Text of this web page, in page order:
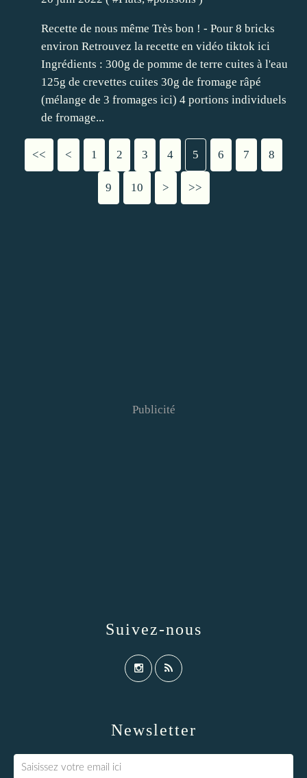
Recette de nous même Très bon ! - Pour 8 bricks
environ Retrouvez la recette en vidéo tiktok ici
Ingrédients : 300g de pomme de terre cuites à l'eau
125g de crevettes cuites 30g de fromage râpé
(mélange de 3 fromages ici) 4 portions individuels
de fromage...
<< < 1 2 3 4 5 6 7 8
9 10 20
30
> >>
Newsletter
Publicité
Suivez-nous